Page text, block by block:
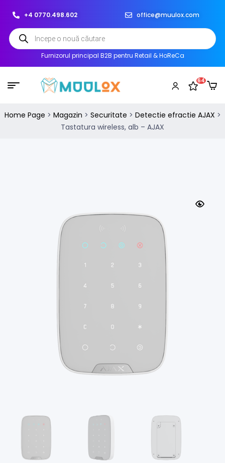
+4 0770.498.602 office@muulox.com
Furnizorul principal B2B pentru Retail & HoReCa
64
Home Page > Magazin > Securitate > Detectie efractie AJAX >
Tastatura wireless, alb – AJAX